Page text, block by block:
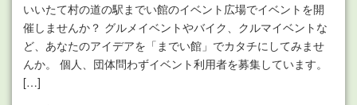
いいたて村の道の駅までい館のイベント広場でイベントを開
催しませんか？ グルメイベントやバイク、クルマイベントな
ど、あなたのアイデアを「までい館」でカタチにしてみませ
んか。 個人、団体問わずイベント利用者を募集しています。
[…]